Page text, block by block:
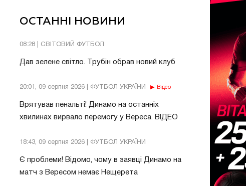
ОСТАННІ НОВИНИ
08:28 | СВІТОВИЙ ФУТБОЛ
Дав зелене світло. Трубін обрав новий клуб
20:01, 09 серпня 2026 | ФУТБОЛ УКРАЇНИ Відео
Врятував пенальті! Динамо на останніх
хвилинах вирвало перемогу у Вереса. ВІДЕО
18:43, 09 серпня 2026 | ФУТБОЛ УКРАЇНИ
Є проблеми! Відомо, чому в заявці Динамо на
матч з Вересом немає Нещерета